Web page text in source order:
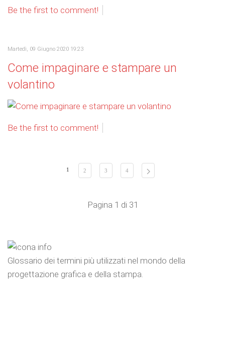
Be the first to comment!
Martedì, 09 Giugno 2020 19:23
Come impaginare e stampare un
volantino
Be the first to comment!
1 2 3 4
Pagina 1 di 31
Glossario dei termini più utilizzati nel mondo della
progettazione grafica e della stampa.